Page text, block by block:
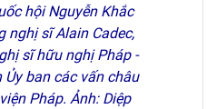
hội Nguyễn Khắc
nghị sĩ Alain Cadec,
sĩ hữu nghị Pháp -
Ủy ban các vấn châu
Pháp. Ảnh: Diệp